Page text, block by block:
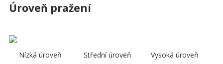
Úroveň pražení
Nízká úroveň Střední úroveň Vysoká úroveň